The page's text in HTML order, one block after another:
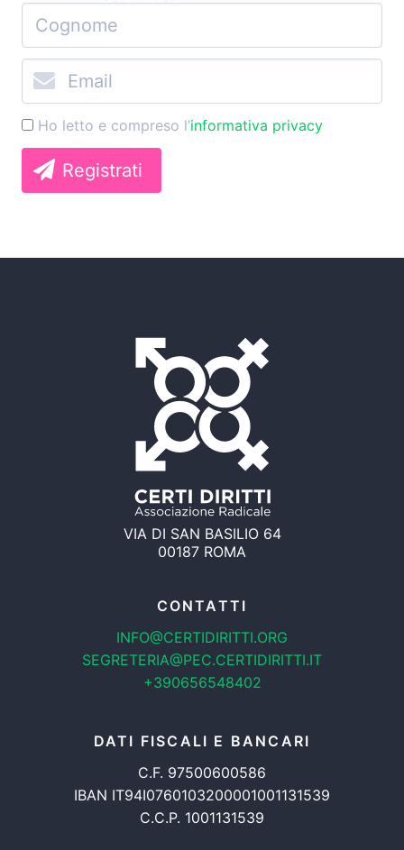
Ho letto e compreso l’informativa privacy
Registrati
VIA DI SAN BASILIO 64
00187 ROMA
CONTATTI
INFO@CERTIDIRITTI.ORG
SEGRETERIA@PEC.CERTIDIRITTI.IT
+390656548402
DATI FISCALI E BANCARI
C.F. 97500600586
IBAN IT94I0760103200001001131539
C.C.P. 1001131539